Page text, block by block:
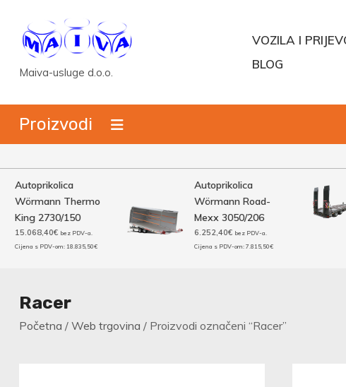
content
Maiva-usluge d.o.o.
VOZILA I
BLOG
Proizvodi
Autoprikolica
Wörmann Thermo
King 2730/150
15.068,40€ bez PDV-a.
Cijena s PDV-om:18.835,50€
Autoprikolica
Wörmann Road-
Mexx 3050/206
6.252,40€ bez PDV-a.
Cijena s PDV-om:7.815,50€
Racer
Početna / Web trgovina / Proizvodi označeni “Racer”